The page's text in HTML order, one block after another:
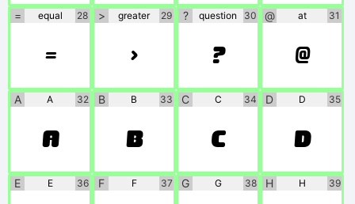
= equal 28
=
> greater 29
>
? question 30
?
@ at 31
@
A A 32
A
B B 33
B
C C 34
C
D D 35
D
E E 36 F F 37 G G 38 H H 39